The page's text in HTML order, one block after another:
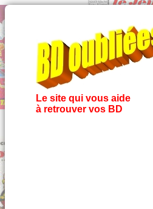
Le site qui vous aide
à retrouver vos BD